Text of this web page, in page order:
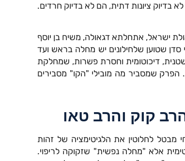
בדיוק ציונות דתית, הם לא בדיוק חרדים.
ישראל, אתחלתא דגאולה, משיח בן יוסף
שטוען שלחילונים יש מחלה בראש ועד
דיכוטומית וחסרת פשרות, שמחלקת
שמסביר מה מובילי "הקו" מסבירים
קוק והרב טאו
מבטל לחלוטין את הלגיטימציה של זהות
אלא "מחלה נפשית" שזקוקה לריפוי.